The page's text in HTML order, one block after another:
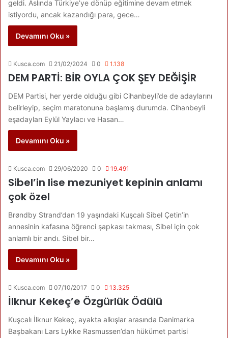
geldi. Aslında Türkiye’ye dönüp eğitimine devam etmek
istiyordu, ancak kazandığı para, gece…
Devamını Oku »
Kusca.com 21/02/2024 0 1.138
DEM PARTİ: BİR OYLA ÇOK ŞEY DEĞİŞİR
DEM Partisi, her yerde olduğu gibi Cihanbeyli’de de adaylarını
belirleyip, seçim maratonuna başlamış durumda. Cihanbeyli
eşadayları Eylül Yaylacı ve Hasan…
Devamını Oku »
Kusca.com 29/06/2020 0 19.491
Sibel’in lise mezuniyet kepinin anlamı
çok özel
Brøndby Strand’dan 19 yaşındaki Kuşcalı Sibel Çetin’in
annesinin kafasına öğrenci şapkası takması, Sibel için çok
anlamlı bir andı. Sibel bir…
Devamını Oku »
Kusca.com 07/10/2017 0 13.325
İlknur Kekeç’e Özgürlük Ödülü
Kuşcalı İlknur Kekeç, ayakta alkışlar arasında Danimarka
Başbakanı Lars Lykke Rasmussen’dan hükümet partisi